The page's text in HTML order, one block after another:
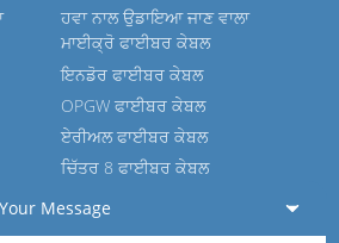
ਹਵਾ ਨਾਲ ਉਡਾਇਆ ਜਾਣ ਵਾਲਾ
ਮਾਈਕ੍ਰੋ ਫਾਈਬਰ ਕੇਬਲ
ਇਨਡੋਰ ਫਾਈਬਰ ਕੇਬਲ
OPGW ਫਾਈਬਰ ਕੇਬਲ
ਏਰੀਅਲ ਫਾਈਬਰ ਕੇਬਲ
ਚਿੱਤਰ 8 ਫਾਈਬਰ ਕੇਬਲ
Message